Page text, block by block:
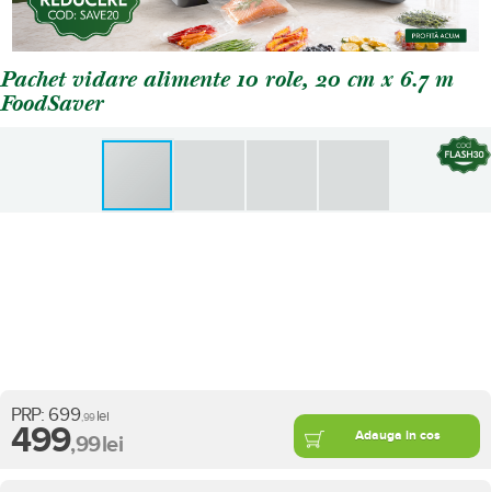
Pachet vidare alimente 10 role, 20 cm x 6.7 m
FoodSaver
PRP: 699,99lei
499,99lei Adauga in cos